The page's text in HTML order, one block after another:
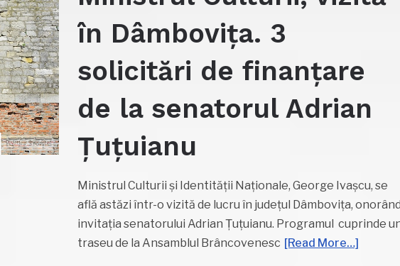
în Dâmbovița. 3
solicitări de finanțare
de la senatorul Adrian
Țuțuianu
Ministrul Culturii și Identității Naționale, George Ivașcu, se
află astăzi într-o vizită de lucru în județul Dâmbovița,
invitația senatorului Adrian Țuțuianu. Programul cuprinde
traseu de la Ansamblul Brâncovenesc [Read More…]